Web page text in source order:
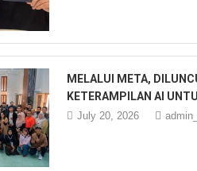
MELALUI META,
KETERAMPILAN AI
July 20, 2026